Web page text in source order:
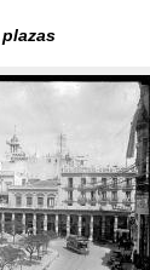
plazas